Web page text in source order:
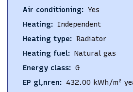
Air conditioning: Yes
Heating: Independent
Heating type: Radiator
Heating fuel: Natural gas
Energy class: G
EP gl,nren: 432.00 kWh/m²